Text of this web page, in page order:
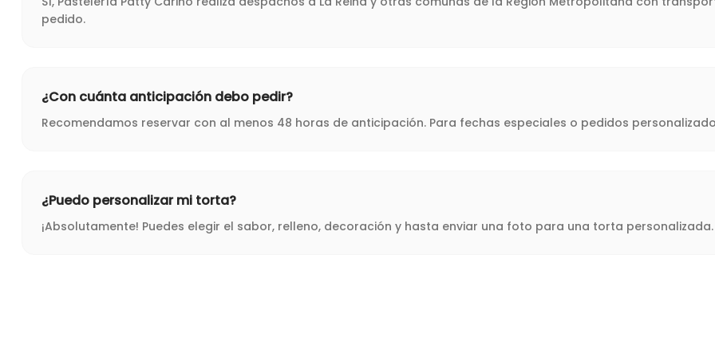
pedido.
¿Con cuánta anticipación debo pedir?
Recomendamos reservar con al menos 48 horas de anticipación. Para fechas especiales o pedidos
¿Puedo personalizar mi torta?
¡Absolutamente! Puedes elegir el sabor, relleno, decoración y hasta enviar una foto para una torta